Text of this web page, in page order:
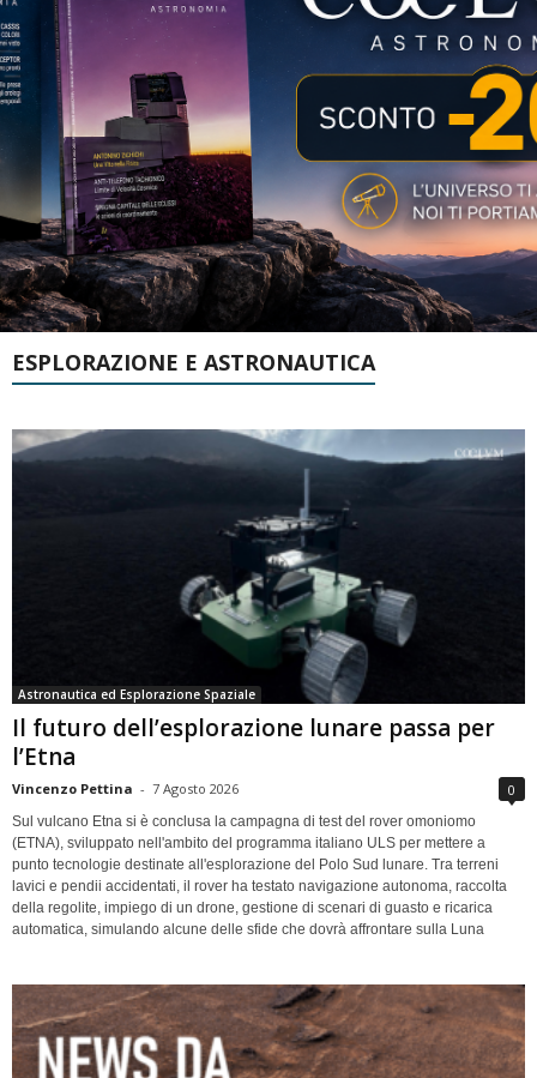
ESPLORAZIONE E ASTRONAUTICA
Astronautica ed Esplorazione Spaziale
Il futuro dell’esplorazione lunare passa per
l’Etna
Vincenzo Pettina - 7 Agosto 2026 0
Sul vulcano Etna si è conclusa la campagna di test del rover omoniomo
(ETNA), sviluppato nell'ambito del programma italiano ULS per mettere a
punto tecnologie destinate all'esplorazione del Polo Sud lunare. Tra terreni
lavici e pendii accidentati, il rover ha testato navigazione autonoma, raccolta
della regolite, impiego di un drone, gestione di scenari di guasto e ricarica
automatica, simulando alcune delle sfide che dovrà affrontare sulla Luna